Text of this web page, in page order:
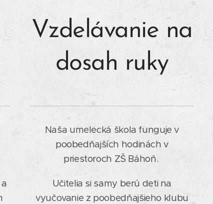
Vzdelávanie na
dosah ruky
Naša umelecká škola funguje v
poobedňajších hodinách v
priestoroch ZŠ Báhoň.
Učitelia si samy berú deti na
vyučovanie z poobedňajšieho klubu